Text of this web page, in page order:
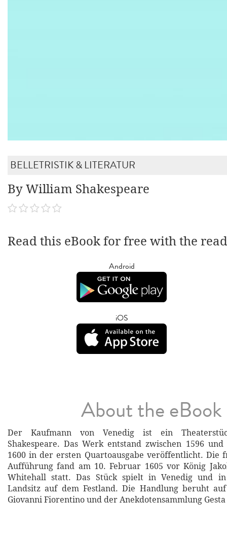
BELLETRISTIK & LITERATUR
By William Shakespeare
Read this eBook for free with the
Android
iOS
About the eBook
Der Kaufmann von Venedig ist ein
Shakespeare. Das Werk entstand zwischen 1596
1600 in der ersten Quartoausgabe veröffentlicht. Die
Aufführung fand am 10. Februar 1605 vor König
Whitehall statt. Das Stück spielt in Venedig und
Landsitz auf dem Festland. Die Handlung beruht
Giovanni Fiorentino und der Anekdotensammlung